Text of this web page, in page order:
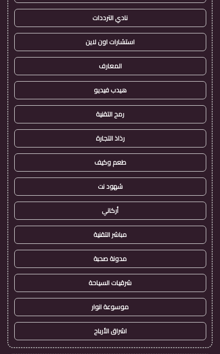
نادي الترددات
استشارات اون لاين
المعارف
هيدب فيديو
رمح التقنية
رذاذ التجارة
طعم وكيف
شهود نت
أركاني
مباشر التقنية
مدونة صحبة
شرقيات السياحة
موسوعة انوار
اشراق الأرباح